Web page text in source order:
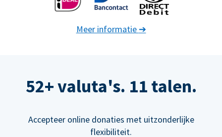
Meer informatie ➔
52+ valuta's. 11 talen.
Accepteer online donaties met uitzonderlijke
flexibiliteit.